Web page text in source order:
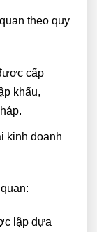
theo quy
cấp
khẩu,
kinh doanh
lập dựa